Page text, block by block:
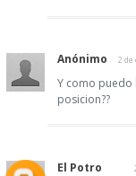
Anónimo 2 de
Y como puedo
posicion??
El Potro